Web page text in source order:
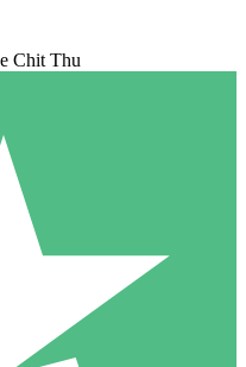
Chit Thu